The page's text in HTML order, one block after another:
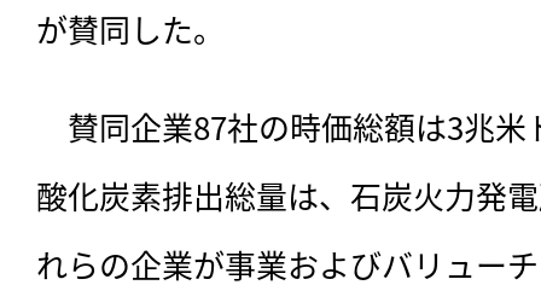
が賛同した。
賛同企業87社の時価総額は3兆米
酸化炭素排出総量は、石炭火力発
れらの企業が事業およびバリュー